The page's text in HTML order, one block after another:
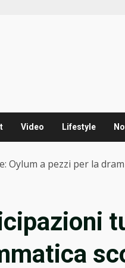
Video Lifestyle
Oylum a pezzi per la